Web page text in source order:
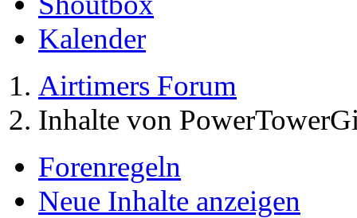
Kalender
Airtimers Forum
Inhalte von
Forenregeln
Neue Inhalte anzeigen